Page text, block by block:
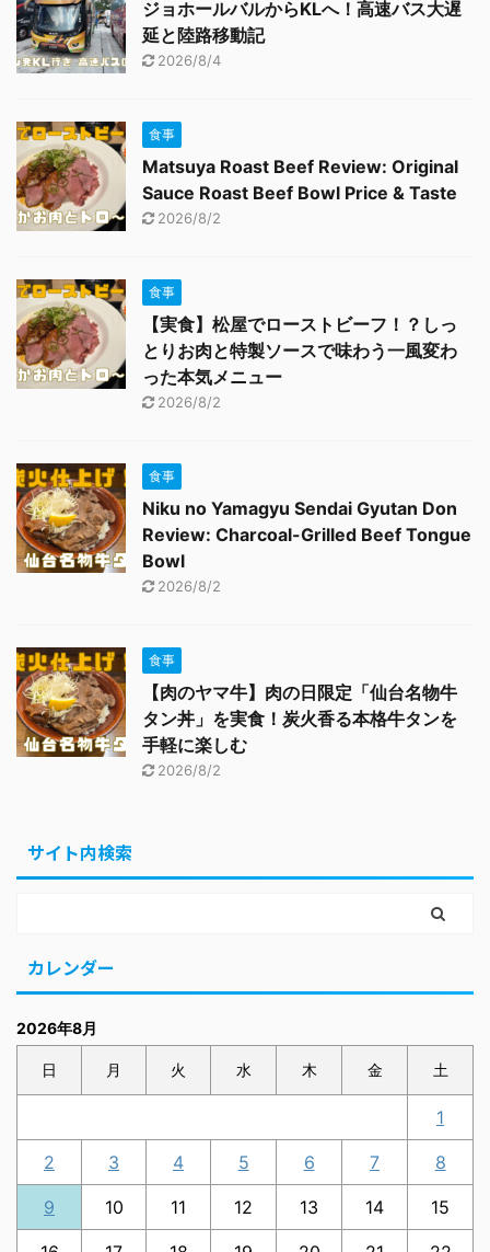
ジョホールバルからKLへ！高速バス大遅
延と陸路移動記
2026/8/4
食事
Matsuya Roast Beef Review: Original
Sauce Roast Beef Bowl Price & Taste
2026/8/2
食事
【実食】松屋でローストビーフ！？しっ
とりお肉と特製ソースで味わう一風変わ
った本気メニュー
2026/8/2
食事
Niku no Yamagyu Sendai Gyutan Don
Review: Charcoal-Grilled Beef Tongue
Bowl
2026/8/2
食事
【肉のヤマ牛】肉の日限定「仙台名物牛
タン丼」を実食！炭火香る本格牛タンを
手軽に楽しむ
2026/8/2
サイト内検索
カレンダー
2026年8月
日 月 火 水 木 金 土
1
2 3 4 5 6 7 8
9 10 11 12 13 14 15